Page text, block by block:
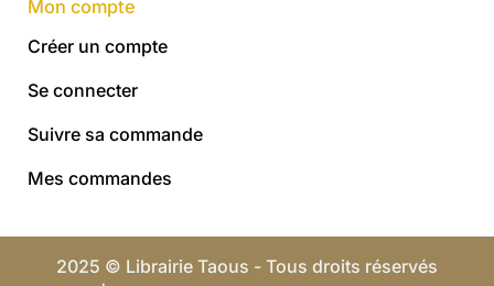
Mon compte
Créer un compte
Se connecter
Suivre sa commande
Mes commandes
2025 © Librairie Taous - Tous droits réservés